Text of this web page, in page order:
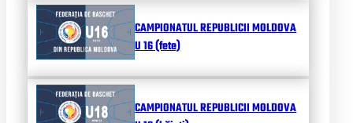
CAMPIONATUL REPUBLICII MOLDOVA
U 16 (fete)
CAMPIONATUL REPUBLICII MOLDOVA